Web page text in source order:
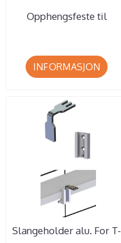
Opphengsfeste til
INFORMASJON
Slangeholder alu. For T-